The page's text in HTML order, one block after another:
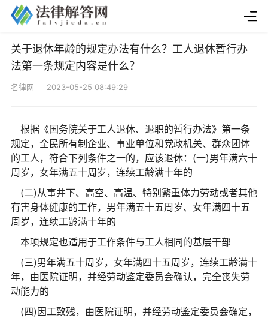
关于退休年龄的规定办法有什么？工人退休暂行办
法第一条规定内容是什么？
名律网 2023-05-25 08:49:29
根据《国务院关于工人退休、退职的暂行办法》第一条
规定，全民所有制企业、事业单位和党政机关、群众团体
的工人，符合下列条件之一的，应该退休：(一)男年满六十
周岁，女年满五十周岁，连续工龄满十年的
(二)从事井下、高空、高温、特别繁重体力劳动或者其他
有害身体健康的工作，男年满五十五周岁、女年满四十五
周岁，连续工龄满十年的
本项规定也适用于工作条件与工人相同的基层干部
(三)男年满五十周岁，女年满四十五周岁，连续工龄满十
年，由医院证明，并经劳动鉴定委员会确认，完全丧失劳
动能力的
(四)因工致残，由医院证明，并经劳动鉴定委员会确定，